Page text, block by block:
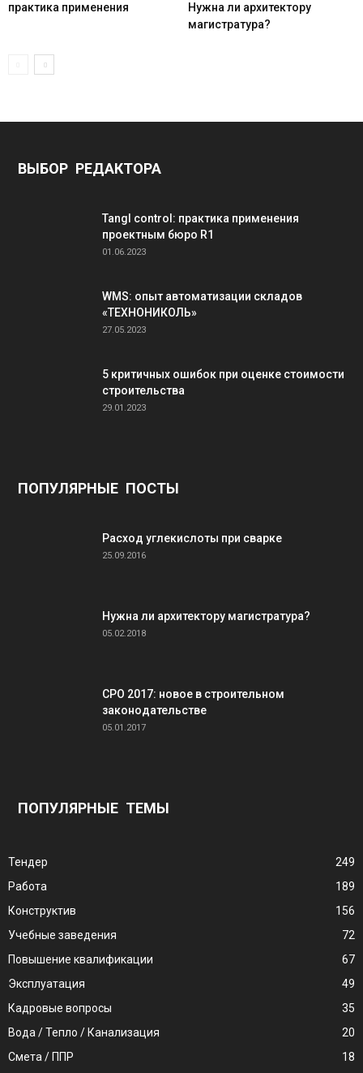
практика применения
Нужна ли архитектору
магистратура?
ВЫБОР РЕДАКТОРА
Tangl control: практика применения
проектным бюро R1
01.06.2023
WMS: опыт автоматизации складов
«ТЕХНОНИКОЛЬ»
27.05.2023
5 критичных ошибок при оценке стоимости
строительства
29.01.2023
ПОПУЛЯРНЫЕ ПОСТЫ
Расход углекислоты при сварке
25.09.2016
Нужна ли архитектору магистратура?
05.02.2018
СРО 2017: новое в строительном
законодательстве
05.01.2017
ПОПУЛЯРНЫЕ ТЕМЫ
Тендер
249
Работа
189
Конструктив
156
Учебные заведения
72
Повышение квалификации
67
Эксплуатация
49
Кадровые вопросы
35
Вода / Тепло / Канализация
20
Смета / ППР
18